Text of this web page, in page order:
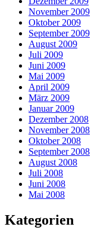
November 2009
Oktober 2009
September 2009
August 2009
Juli 2009
Juni 2009
Mai 2009
April 2009
März 2009
Januar 2009
Dezember 2008
November 2008
Oktober 2008
September 2008
August 2008
Juli 2008
Juni 2008
Mai 2008
Kategorien